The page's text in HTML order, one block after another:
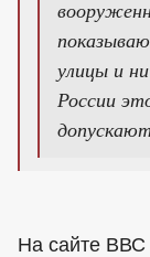
улицы и
России
На сайте